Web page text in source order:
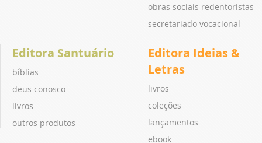
obras sociais redentoristas
secretariado vocacional
Editora Santuário
bíblias
deus conosco
livros
outros produtos
Editora Ideias &
Letras
livros
coleções
lançamentos
ebook